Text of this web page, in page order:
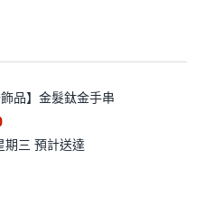
飾品】金髮鈦金手串
期三 預計送達